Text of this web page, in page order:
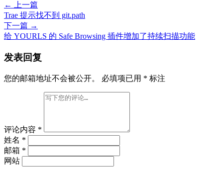
← 上一篇
Trae 提示找不到 git.path
下一篇 →
给 YOURLS 的 Safe Browsing 插件增加了持续扫描功能
发表回复
您的邮箱地址不会被公开。 必填项已用 * 标注
评论内容 *
姓名 *
邮箱 *
网站